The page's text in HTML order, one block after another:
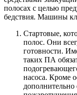
полосах с целью
бедствия. Машины
Стартовые,
полос. Они
готовности.
таких ПА
насоса. Кроме